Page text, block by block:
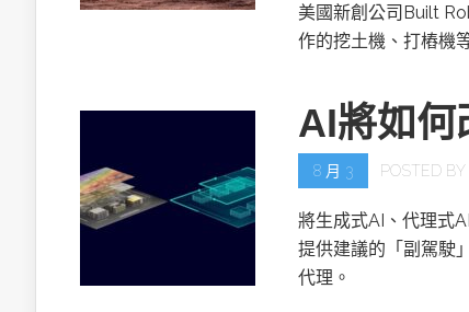
美國新創公司Built
作的挖土機、打樁機
AI將如何
8 月 3 POSTED BY
將生成式AI、代理式
提供建議的「副駕駛
代理。